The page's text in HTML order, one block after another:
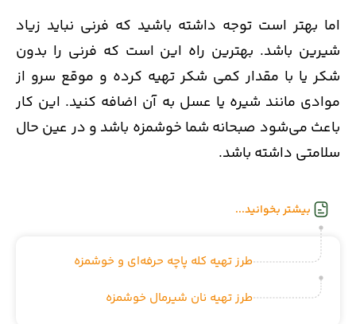
اما بهتر است توجه داشته باشید که فرنی نباید زیاد
شیرین باشد. بهترین راه این است که فرنی را بدون
شکر یا با مقدار کمی شکر تهیه کرده و موقع سرو از
موادی مانند شیره یا عسل به آن اضافه کنید. این کار
باعث می‌شود صبحانه شما خوشمزه باشد و در عین حال
سلامتی داشته باشد.
بیشتر بخوانید...
طرز تهیه کله پاچه حرفه‌ای و خوشمزه
طرز تهیه نان شیرمال خوشمزه